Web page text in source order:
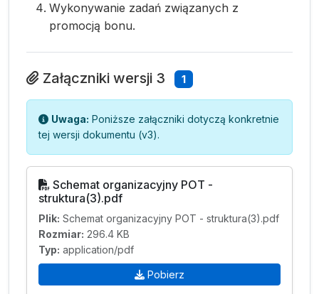
Wykonywanie zadań związanych z
promocją bonu.
Załączniki wersji 3 1
Uwaga: Poniższe załączniki dotyczą konkretnie
tej wersji dokumentu (v3).
Schemat organizacyjny POT -
struktura(3).pdf
Plik: Schemat organizacyjny POT - struktura(3).pdf
Rozmiar: 296.4 KB
Typ: application/pdf
Pobierz